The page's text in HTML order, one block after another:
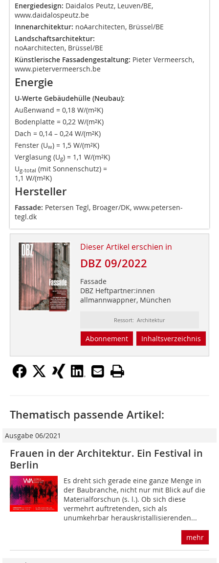
Energiedesign: Daidalos Peutz, Leuven/BE,
www.daidalospeutz.be
Innenarchitektur: noAarchitecten, Brüssel/BE
Landschaftsarchitektur:
noAarchitecten, Brüssel/BE
Künstlerische Fassadengestaltung: Pieter Vermeersch,
www.pietervermeersch.be
Energie
U-Werte Gebäudehülle (Neubau):
Außenwand = 0,18 W/(m²K)
Bodenplatte = 0,22 W/(m²K)
Dach = 0,14 – 0,24 W/(m²K)
Fenster (Uw) = 1,5 W/(m²K)
Verglasung (Ug) = 1,1 W/(m²K)
Ug-total (mit Sonnenschutz) =
1,1 W/(m²K)
Hersteller
Fassade: Petersen Tegl, Broager/DK, www.petersen-
tegl.dk
Dieser Artikel erschien in
DBZ 09/2022
Fassade
DBZ Heftpartner:innen
allmannwappner, München
Ressort: Architektur
Abonnement Inhaltsverzeichnis
Thematisch passende Artikel:
Ausgabe 06/2021
Frauen in der Architektur. Ein Festival in
Berlin
Es dreht sich gerade eine ganze Menge in
der Baubranche, nicht nur mit Blick auf die
Materialforschun (s. l.). Ob sich diese
vermehrt auftretenden, sich als
unumkehrbar herauskristallisierenden...
mehr